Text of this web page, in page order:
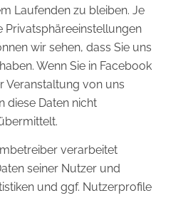
Laufenden zu bleiben. Je
Privatsphäreeinstellungen
wir sehen, dass Sie uns
Wenn Sie in Facebook
Veranstaltung von uns
diese Daten nicht
verarbeitet
seiner Nutzer und
und ggf. Nutzerprofile